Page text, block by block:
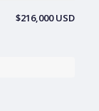
$216,000 USD